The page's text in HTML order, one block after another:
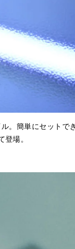
。簡単にセットでき
場。